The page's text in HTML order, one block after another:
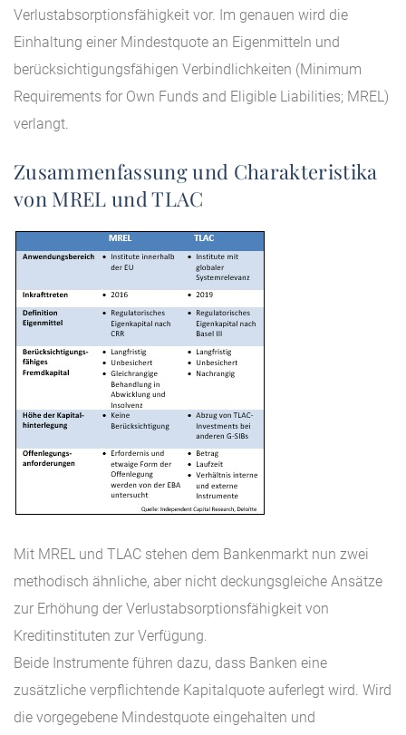
Verlustabsorptionsfähigkeit vor. Im genauen wird die
Einhaltung einer Mindestquote an Eigenmitteln und
berücksichtigungsfähigen Verbindlichkeiten (Minimum
Requirements for Own Funds and Eligible Liabilities; MREL)
verlangt.
Zusammenfassung und Charakteristika
von MREL und TLAC
Mit MREL und TLAC stehen dem Bankenmarkt nun zwei
methodisch ähnliche, aber nicht deckungsgleiche Ansätze
zur Erhöhung der Verlustabsorptionsfähigkeit von
Kreditinstituten zur Verfügung.
Beide Instrumente führen dazu, dass Banken eine
zusätzliche verpflichtende Kapitalquote auferlegt wird. Wird
die vorgegebene Mindestquote eingehalten und